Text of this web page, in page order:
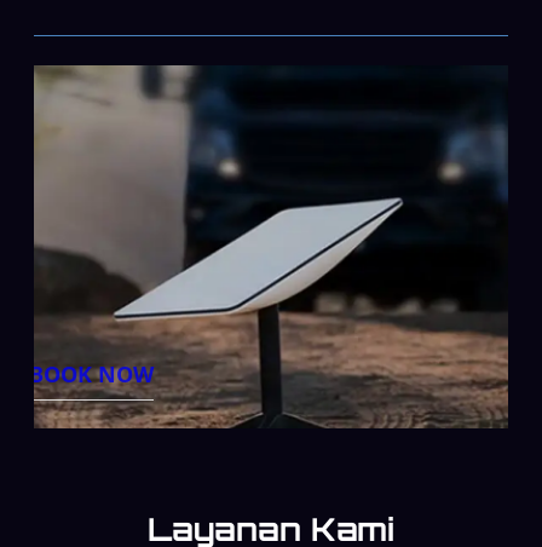
BOOK NOW
Layanan Kami